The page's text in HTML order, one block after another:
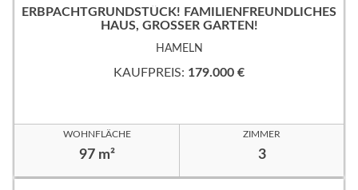
ERBPACHTGRUNDSTÜCK! FAMILIENFREUNDLICHES
HAUS, GROSSER GARTEN!
HAMELN
KAUFPREIS: 179.000 €
WOHNFLÄCHE
97 m²
ZIMMER
3